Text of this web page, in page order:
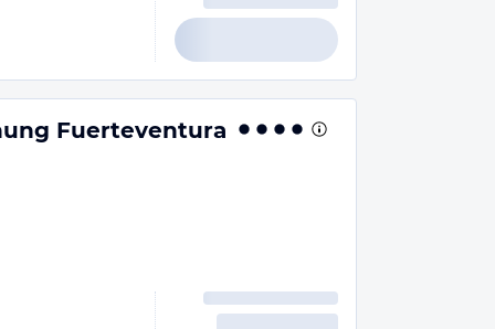
Fuerteventura